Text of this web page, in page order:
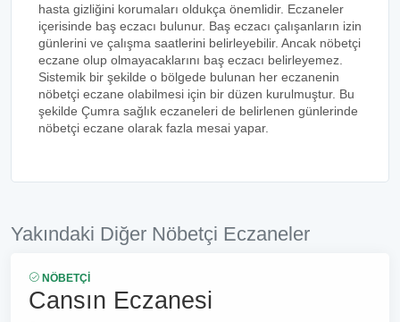
hasta gizliğini korumaları oldukça önemlidir. Eczaneler
içerisinde baş eczacı bulunur. Baş eczacı çalışanların izin
günlerini ve çalışma saatlerini belirleyebilir. Ancak nöbetçi
eczane olup olmayacaklarını baş eczacı belirleyemez.
Sistemik bir şekilde o bölgede bulunan her eczanenin
nöbetçi eczane olabilmesi için bir düzen kurulmuştur. Bu
şekilde Çumra sağlık eczaneleri de belirlenen günlerinde
nöbetçi eczane olarak fazla mesai yapar.
Yakındaki Diğer Nöbetçi Eczaneler
NÖBETÇI
Cansın Eczanesi